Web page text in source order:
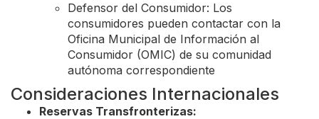
Defensor del Consumidor: Los
consumidores pueden contactar con la
Oficina Municipal de Información al
Consumidor (OMIC) de su comunidad
autónoma correspondiente
Consideraciones Internacionales
Reservas Transfronterizas: